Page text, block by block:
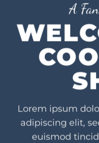
A
Lorem ipsum
adipiscing elit,
euismod